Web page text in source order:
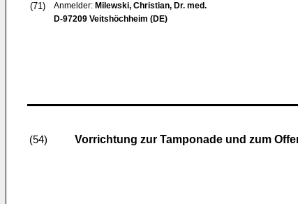
(71) Anmelder: Milewski, Christian, Dr. med.
D-97209 Veitshöchheim (DE)
(54) Vorrichtung zur Tamponade und zum